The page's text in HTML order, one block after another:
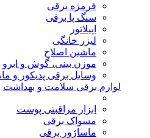
فرمژه برقی
سنگ پا برقی
اپیلاتور
لیزر خانگی
ماشین اصلاح
موزن بینی، گوش و ابرو
وسایل برقی پدیکور و
لوازم برقی سلامت و بهداشت
ابزار مراقبتی پوست
مسواک برقی
ماساژور برقی